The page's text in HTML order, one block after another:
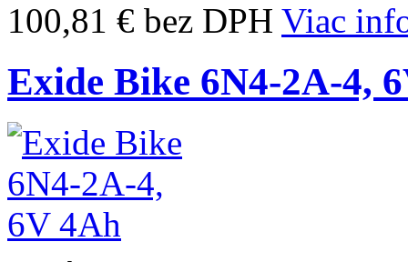
100,81 € bez DPH Viac
Exide Bike 6N4-2A-4,